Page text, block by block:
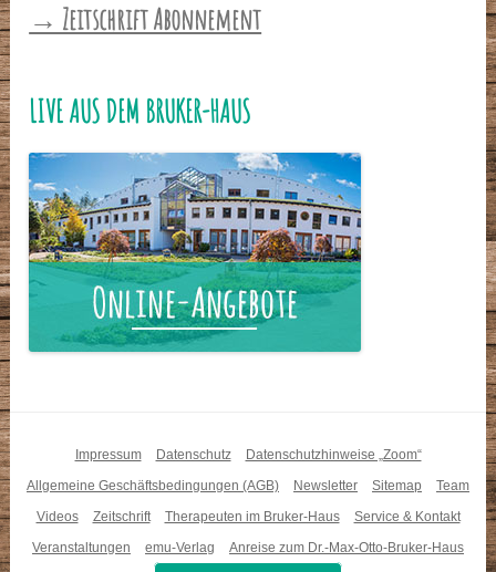
→ Zeitschrift Abonnement
LIVE AUS DEM BRUKER-HAUS
Impressum Datenschutz
Datenschutzhinweise „Zoom“
Allgemeine Geschäftsbedingungen (AGB)
Newsletter Sitemap
Team
Videos
Zeitschrift Therapeuten im Bruker-Haus
Service & Kontakt
Veranstaltungen
emu-Verlag
Anreise zum Dr.-Max-Otto-Bruker-Haus